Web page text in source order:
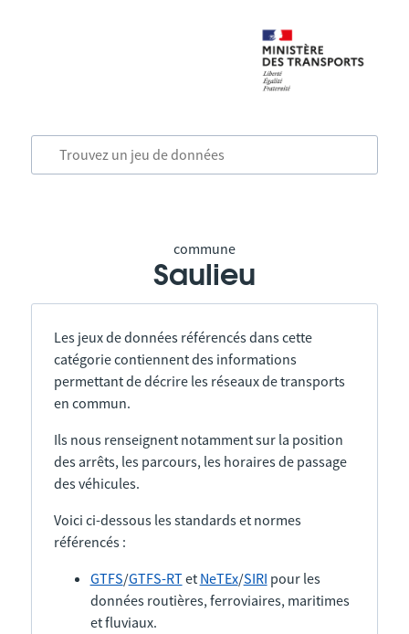
commune
Saulieu
Les jeux de données référencés dans cette
catégorie contiennent des informations
permettant de décrire les réseaux de transports
en commun.
Ils nous renseignent notamment sur la position
des arrêts, les parcours, les horaires de passage
des véhicules.
Voici ci-dessous les standards et normes
référencés :
GTFS/GTFS-RTet NeTEx/SIRI pour les
données routières, ferroviaires, maritimes
et fluviaux.